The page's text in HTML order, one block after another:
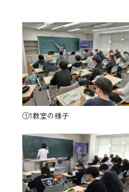
①1教室の様子